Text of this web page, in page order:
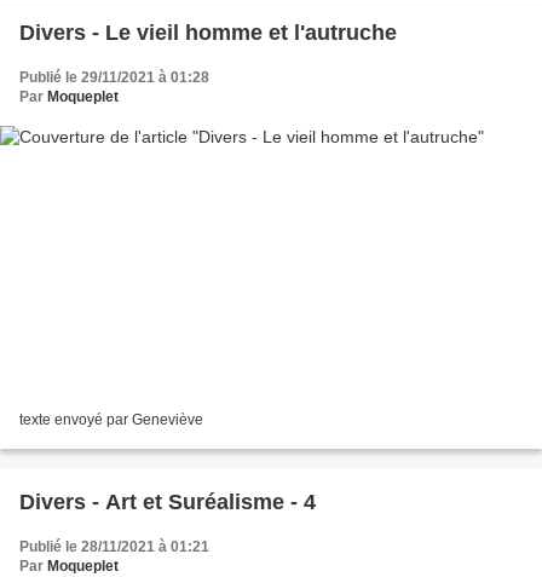
Divers - Le vieil homme et l'autruche
Publié le 29/11/2021 à 01:28
Par Moqueplet
texte envoyé par Geneviève
Divers - Art et Suréalisme - 4
Publié le 28/11/2021 à 01:21
Par Moqueplet